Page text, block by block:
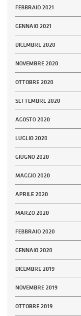
FEBBRAIO 2021
GENNAIO 2021
DICEMBRE 2020
NOVEMBRE 2020
OTTOBRE 2020
SETTEMBRE 2020
AGOSTO 2020
LUGLIO 2020
GIUGNO 2020
MAGGIO 2020
APRILE 2020
MARZO 2020
FEBBRAIO 2020
GENNAIO 2020
DICEMBRE 2019
NOVEMBRE 2019
OTTOBRE 2019